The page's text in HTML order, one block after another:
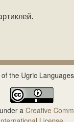
the Ugric
a Creative